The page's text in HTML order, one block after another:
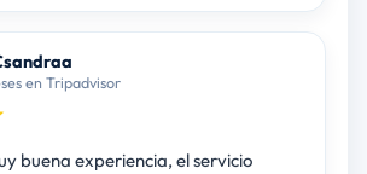
en Tripadvisor
buena experiencia, el servicio